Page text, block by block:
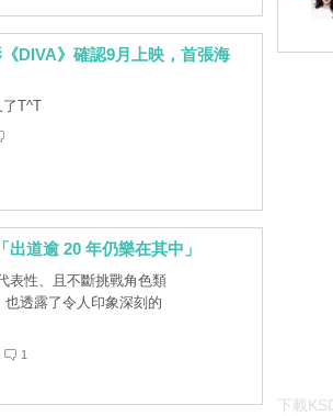
DIVA》確認9月上映，首張海
T^T
道逾 20 年仍樂在其中」
表性、且不斷挑戰角色類
透露了令人印象深刻的
1
下載